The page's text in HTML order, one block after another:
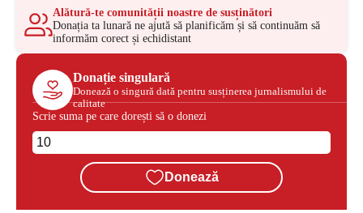
Alătură-te comunității noastre de susținători
Donația ta lunară ne ajută să planificăm și să continuăm să
informăm corect și echidistant
Donație singulară
Donează o singură dată pentru susținerea jurnalismului de
calitate
Scrie suma pe care dorești să o donezi
Donează